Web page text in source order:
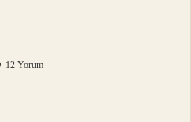
12 Yorum